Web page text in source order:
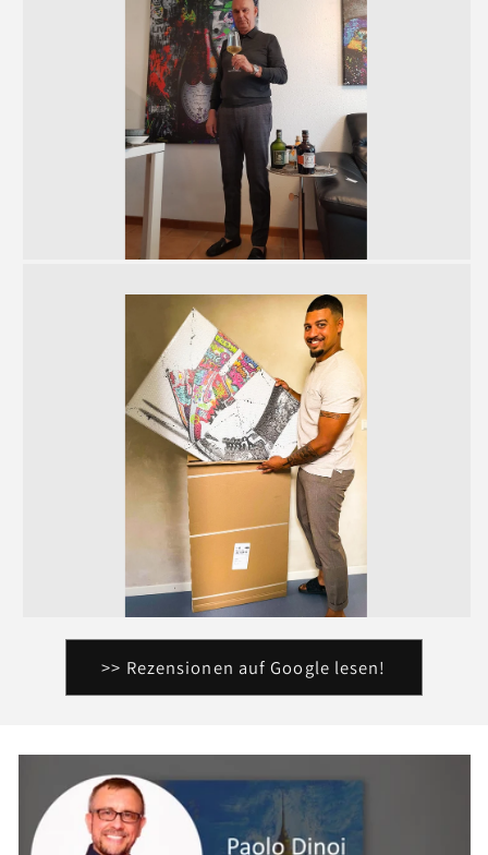
>> Rezensionen auf Google lesen!